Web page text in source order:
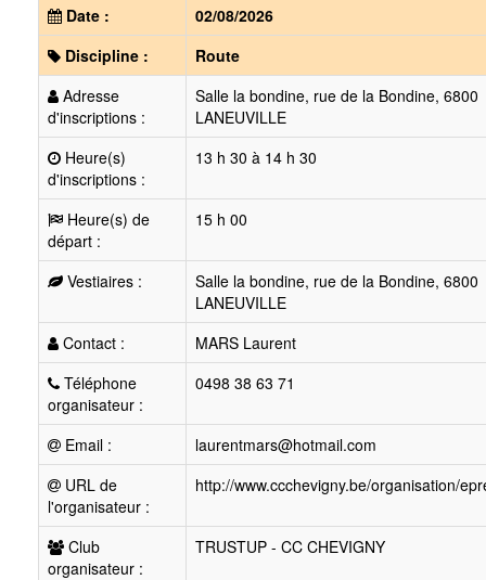
Date :
02/08/2026
Discipline :
Route
Adresse
d'inscriptions :
Salle la bondine, rue de la Bondine, 6800
LANEUVILLE
Heure(s)
d'inscriptions :
13 h 30 à 14 h 30
Heure(s) de
départ :
15 h 00
Vestiaires :
Salle la bondine, rue de la Bondine, 6800
LANEUVILLE
Contact :
MARS Laurent
Téléphone
organisateur :
0498 38 63 71
Email :
laurentmars@hotmail.com
URL de
l'organisateur :
http://www.ccchevigny.be/organisation/
Club
organisateur :
TRUSTUP - CC CHEVIGNY